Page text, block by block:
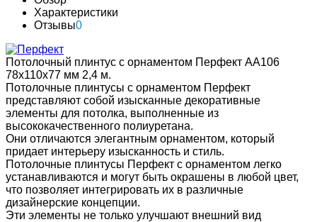
Характеристики
Отзывы0
Потолочный плинтус с орнаментом Перфект AA106
78х110х77 мм 2,4 м.
Потолочные плинтусы с орнаментом Перфект
представляют собой изысканные декоративные
элементы для потолка, выполненные из
высококачественного полиуретана.
Они отличаются элегантным орнаментом, который
придает интерьеру изысканность и стиль.
Потолочные плинтусы Перфект с орнаментом легко
устанавливаются и могут быть окрашены в любой цвет,
что позволяет интегрировать их в различные
дизайнерские концепции.
Эти элементы не только улучшают внешний вид